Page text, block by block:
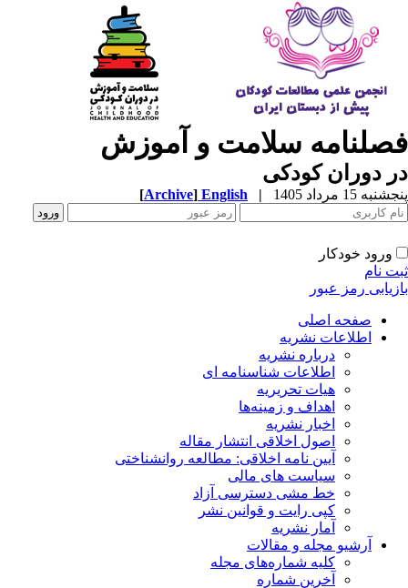
سلامت و آموزش
دوران کودکی
15 مرداد 1405 |
English
[Archive]
ورود خودکار
نام
رمز عبور
صفحه اصلی
اطلاعات نشریه
درباره نشریه
اطلاعات شناسنامه ای
هیات تحریریه
اهداف و زمینه‌ها
اخبار نشریه
اصول اخلاقی انتشار مقاله
آیین نامه اخلاقی: مطالعه روانشناختی
سیاست های مالی
خط مشی دسترسی آزاد
کپی رایت و قوانین نشر
آمار نشریه
آرشیو مجله و مقالات
کلیه شماره‌های مجله
آخرین شماره